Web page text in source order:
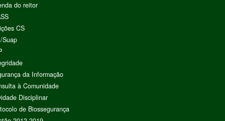
do reitor
CS
Suap
da Informação
à Comunidade
Disciplinar
de Biossegurança